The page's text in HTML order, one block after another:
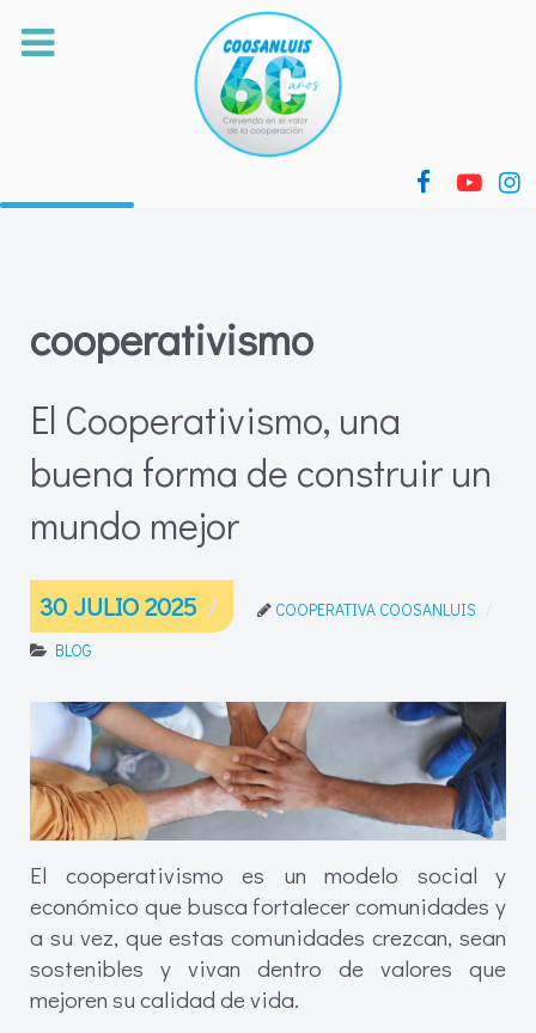
cooperativismo
El Cooperativismo, una
buena forma de construir un
mundo mejor
30 JULIO 2025
COOPERATIVA COOSANLUIS
BLOG
El cooperativismo es un modelo social y
económico que busca fortalecer comunidades y
a su vez, que estas comunidades crezcan, sean
sostenibles y vivan dentro de valores que
mejoren su calidad de vida.